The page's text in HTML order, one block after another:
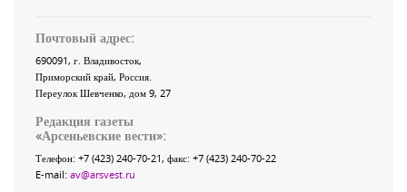
Почтовый адрес:
690091, г. Владивосток,
Приморский край, Россия
Переулок Шевченко, дом 9, 27
Редакция газеты
«Арсеньевские вести»:
Телефон: +7 (423) 240-70-21, факс: +7 (423) 240-70-22
E-mail: av@arsvest.ru